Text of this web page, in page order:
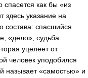
спасется как бы «из
здесь указание на
состава: спасшийся
«дело», судьба
уцелеет от
человек уподобился
называет «самостью» и